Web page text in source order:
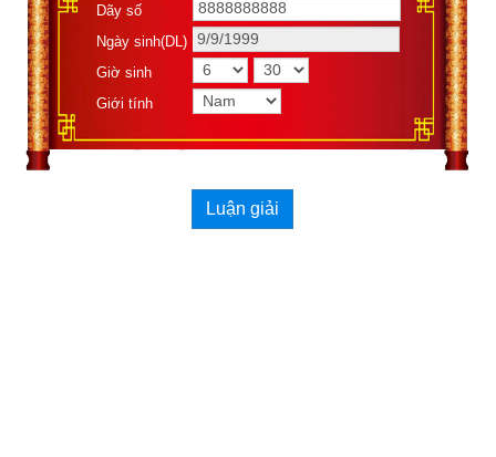
Dãy số
Ngày sinh(DL)
Giờ sinh
Giới tính
Luận giải